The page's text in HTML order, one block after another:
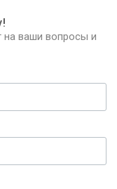
на ваши вопросы и